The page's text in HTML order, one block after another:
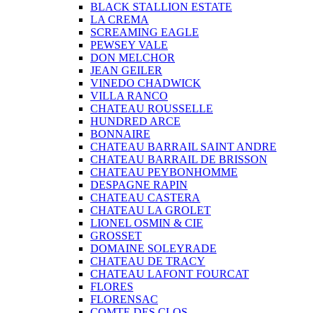
BLACK STALLION ESTATE
LA CREMA
SCREAMING EAGLE
PEWSEY VALE
DON MELCHOR
JEAN GEILER
VINEDO CHADWICK
VILLA RANCO
CHATEAU ROUSSELLE
HUNDRED ARCE
BONNAIRE
CHATEAU BARRAIL SAINT ANDRE
CHATEAU BARRAIL DE BRISSON
CHATEAU PEYBONHOMME
DESPAGNE RAPIN
CHATEAU CASTERA
CHATEAU LA GROLET
LIONEL OSMIN & CIE
GROSSET
DOMAINE SOLEYRADE
CHATEAU DE TRACY
CHATEAU LAFONT FOURCAT
FLORES
FLORENSAC